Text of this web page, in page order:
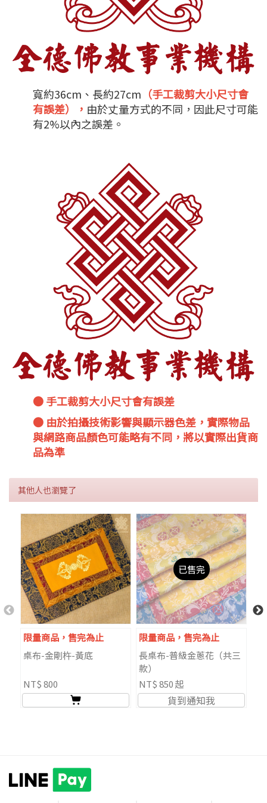
寬約36cm、長約27cm （手工裁剪大小尺寸會
有誤差）， 由於丈量方式的不同，因此尺寸可能
有2%以內之誤差。
● 手工裁剪大小尺寸會有誤差
● 由於拍攝技術影響與顯示器色差，實際物品
與網路商品顏色可能略有不同，將以實際出貨商
品為準
其他人也瀏覽了
限量商品，售完為止
桌布-金剛杵-黃底
NT$ 800
已售完
限量商品，售完為止
長桌布-普級金蔥花（共三
款）
NT$ 850 起
貨到通知我